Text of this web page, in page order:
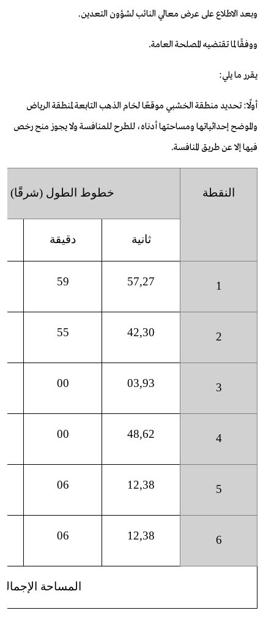
وبعد الاطلاع على عرض معالي النائب لشؤون التعدين.
ووفقًا لما تقتضيه المصلحة العامة.
يقرر ما يلي:
أولًا: تحديد منطقة الخشبي موقعًا لخام الذهب التابعة لمنطقة الرياض
والموضح إحداثياتها ومساحتها أدناه، للطرح للمنافسة ولا يجوز منح رخص
فيها إلا عن طريق المنافسة.
النقطة خطوط الطول (شرقًا)
ثانية دقيقة
1
57,27
59
2
42,30
55
3
03,93
00
4
48,62
00
5
12,38
06
6
12,38
06
المساحة